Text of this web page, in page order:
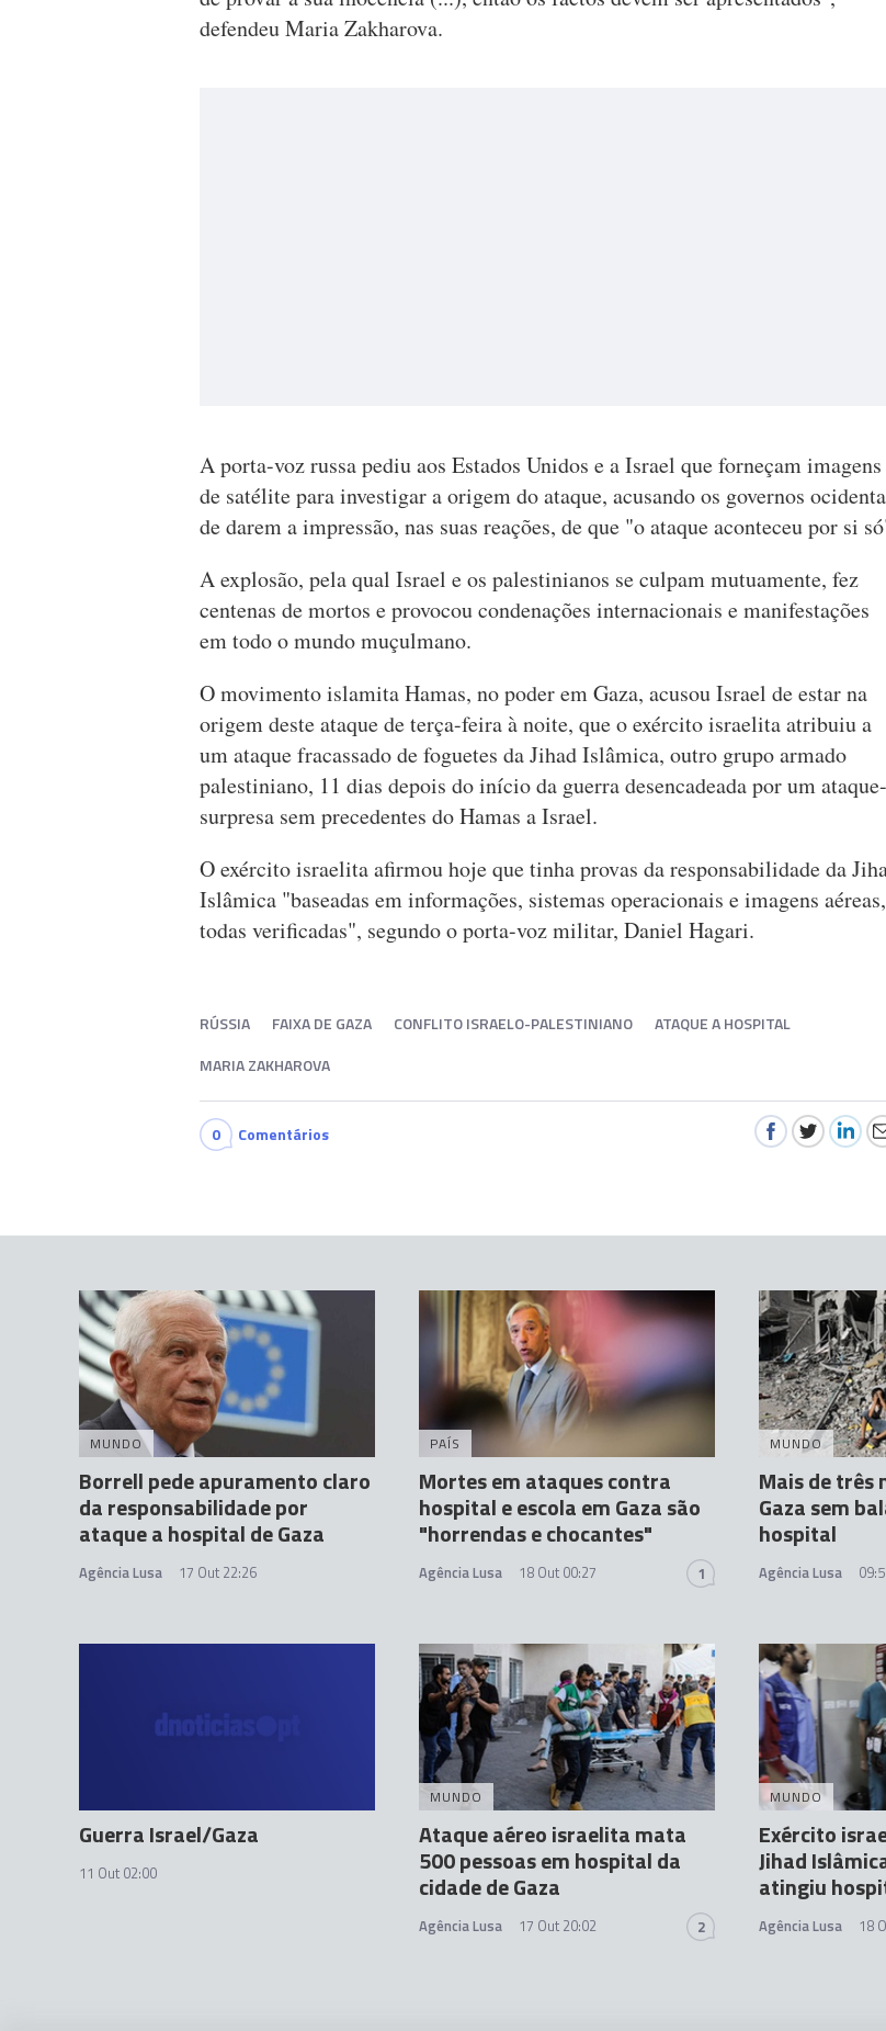
defendeu Maria Zakharova.
A porta-voz russa pediu aos Estados Unidos e a Israel que forneçam imagens
de satélite para investigar a origem do ataque, acusando os governos
de darem a impressão, nas suas reações, de que "o ataque aconteceu por si
A explosão, pela qual Israel e os palestinianos se culpam mutuamente, fez
centenas de mortos e provocou condenações internacionais e manifestações
em todo o mundo muçulmano.
O movimento islamita Hamas, no poder em Gaza, acusou Israel de estar na
origem deste ataque de terça-feira à noite, que o exército israelita atribuiu a
um ataque fracassado de foguetes da Jihad Islâmica, outro grupo armado
palestiniano, 11 dias depois do início da guerra desencadeada por um ataque-
surpresa sem precedentes do Hamas a Israel.
O exército israelita afirmou hoje que tinha provas da responsabilidade da
Islâmica "baseadas em informações, sistemas operacionais e imagens aéreas,
todas verificadas", segundo o porta-voz militar, Daniel Hagari.
RÚSSIA FAIXA DE GAZA CONFLITO ISRAELO-PALESTINIANO
ATAQUE A HOSPITAL
MARIA ZAKHAROVA
0 Comentários
MUNDO
Borrell pede apuramento claro
da responsabilidade por
ataque a hospital de Gaza
Agência Lusa 17 Out 22:26
PAÍS
Mortes em ataques contra
hospital e escola em Gaza são
"horrendas e chocantes"
Agência Lusa 18 Out 00:27 1
MUNDO
Mais de três
Gaza sem
hospital
Agência Lusa
Guerra Israel/Gaza
11 Out 02:00
MUNDO
Ataque aéreo israelita mata
500 pessoas em hospital da
cidade de Gaza
Agência Lusa 17 Out 20:02 2
MUNDO
Exército
Jihad
atingiu
Agência Lusa 18